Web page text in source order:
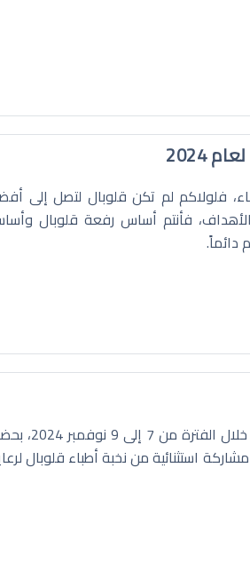
2024
فلولاكم لم تكن قلوبال لتصل إلى
فأنتم أساس رفعة قلوبال
دائماً.
انطلقت فعاليات مؤتمر البحر الأحمر لطب وجراحة العيون لعام 2024
استثنائية من نخبة أطباء قلوبال